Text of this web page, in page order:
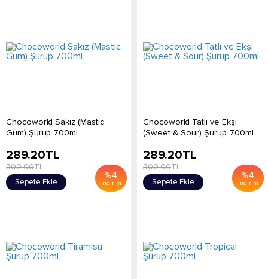
Chocoworld Sakız (Mastic
Gum) Şurup 700ml
%4
İndirim
289.20TL
300.00TL
Sepete Ekle
Chocoworld Tatlı ve Ekşi
(Sweet & Sour) Şurup 700ml
%4
İndirim
289.20TL
300.00TL
Sepete Ekle